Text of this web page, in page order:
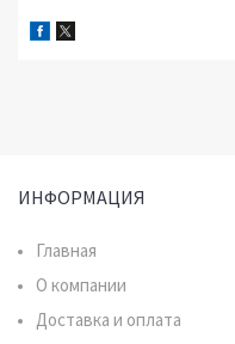
ИНФОРМАЦИЯ
Главная
О компании
Доставка и оплата